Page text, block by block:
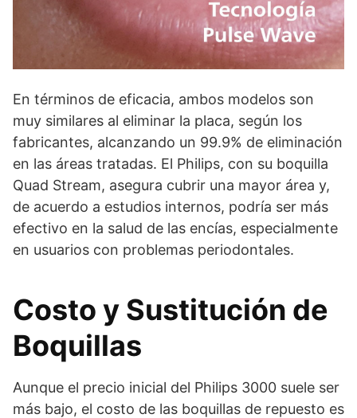
En términos de eficacia, ambos modelos son
muy similares al eliminar la placa, según los
fabricantes, alcanzando un 99.9% de eliminación
en las áreas tratadas. El Philips, con su boquilla
Quad Stream, asegura cubrir una mayor área y,
de acuerdo a estudios internos, podría ser más
efectivo en la salud de las encías, especialmente
en usuarios con problemas periodontales.
Costo y Sustitución de
Boquillas
Aunque el precio inicial del Philips 3000 suele ser
más bajo, el costo de las boquillas de repuesto es